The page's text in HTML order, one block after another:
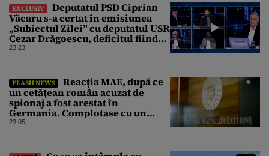
EXCLUSIV
Deputatul PSD Ciprian
Văcaru s-a certat în emisiunea
„Subiectul Zilei” cu deputatul USR
Cezar Drăgoescu, deficitul fiind
motivul scandalului
23:23
FLASH NEWS
Reacția MAE, după ce
un cetăţean român acuzat de
spionaj a fost arestat în
Germania. Complotase cu un
ucrainean ca să asasineze un
23:05